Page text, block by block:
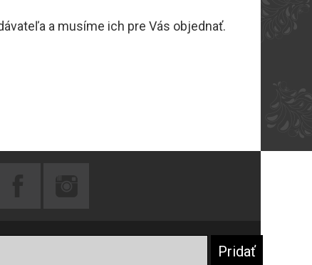
a musíme ich pre Vás objednať.